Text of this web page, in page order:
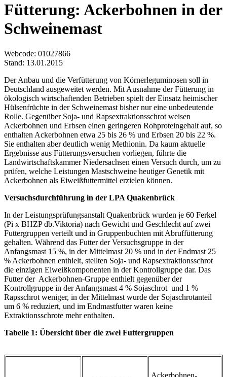
Fütterung: Ackerbohnen in der
Schweinemast
Webcode: 01027866
Stand: 13.01.2015
Der Anbau und die Verfütterung von Körnerleguminosen soll in
Deutschland ausgeweitet werden. Mit Ausnahme der Fütterung in
ökologisch wirtschaftenden Betrieben spielt der Einsatz heimischer
Hülsenfrüchte in der Schweinemast bisher nur eine unbedeutende
Rolle. Gegenüber Soja- und Rapsextraktionsschrot weisen
Ackerbohnen und Erbsen einen geringeren Rohproteingehalt auf, so
enthalten Ackerbohnen etwa 25 bis 26 % und Erbsen 20 bis 22 %.
Sie enthalten aber deutlich wenig Methionin. Da kaum aktuelle
Ergebnisse aus Fütterungsversuchen vorliegen, führte die
Landwirtschaftskammer Niedersachsen einen Versuch durch, um zu
prüfen, welche Leistungen Mastschweine heutiger Genetik mit
Ackerbohnen als Eiweißfuttermittel erzielen können.
Versuchsdurchführung in der LPA Quakenbrück
In der Leistungsprüfungsanstalt Quakenbrück wurden je 60 Ferkel
(Pi x BHZP db.Viktoria) nach Gewicht und Geschlecht auf zwei
Futtergruppen verteilt und in Gruppenbuchten mit Abruffütterung
gehalten. Während das Futter der Versuchsgruppe in der
Anfangsmast 15 %, in der Mittelmast 20 % und in der Endmast 25
% Ackerbohnen enthielt, stellten Soja- und Rapsextraktionsschrot
die einzigen Eiweißkomponenten in der Kontrollgruppe dar. Das
Futter der Ackerbohnen-Gruppe enthielt gegenüber der
Kontrollgruppe in der Anfangsmast 4 % Sojaschrot und 1 %
Rapsschrot weniger, in der Mittelmast wurde der Sojaschrotanteil
um 6 % reduziert, und im Endmastfutter waren keine
Extraktionsschrote mehr enthalten.
Tabelle 1: Übersicht über die zwei Futtergruppen
Ackerbohnen-